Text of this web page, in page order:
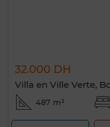
32.000 DH
Villa en Ville Verte,
487 m²